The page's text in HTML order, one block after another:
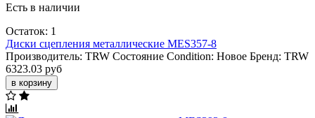
Есть в наличии
Остаток: 1
Диски сцепления металлические MES357-8
Производитель: TRW Состояние Condition: Новое Бренд: TRW
6323.03 руб
в корзину